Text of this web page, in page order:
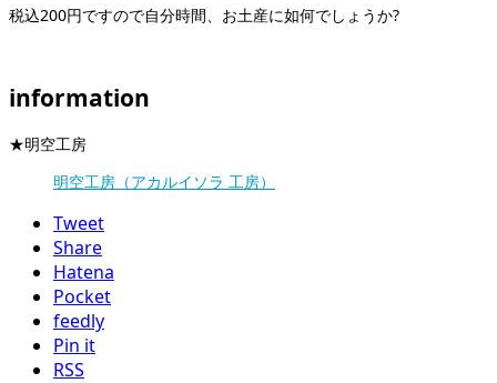
税込200円ですので自分時間、お土産に如何でしょうか?
information
★明空工房
明空工房（アカルイソラ 工房）
Tweet
Share
Hatena
Pocket
feedly
Pin it
RSS